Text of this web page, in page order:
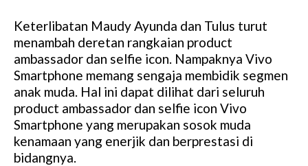
Keterlibatan Maudy Ayunda dan Tulus turut
menambah deretan rangkaian product
ambassador dan selfie icon. Nampaknya Vivo
Smartphone memang sengaja membidik segmen
anak muda. Hal ini dapat dilihat dari seluruh
product ambassador dan selfie icon Vivo
Smartphone yang merupakan sosok muda
kenamaan yang enerjik dan berprestasi di
bidangnya.